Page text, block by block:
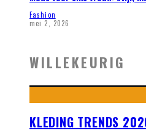
Fashion
mei 2, 2026
WILLEKEURIG
KLEDING TRENDS